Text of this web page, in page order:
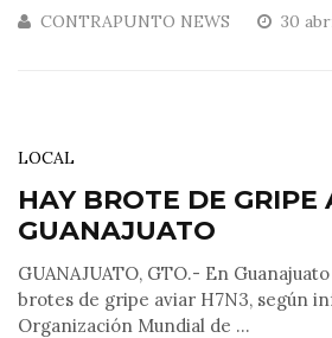
CONTRAPUNTO NEWS 30
LOCAL
HAY BROTE DE GRIPE
GUANAJUATO
GUANAJUATO, GTO.- En
brotes de gripe aviar H7N3, según
Organización Mundial de ...